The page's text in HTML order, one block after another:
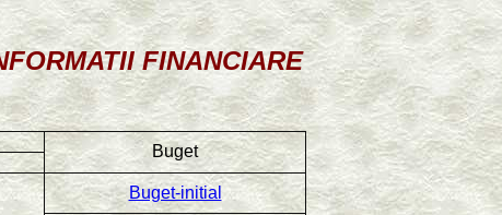
FINANCIARE
Buget
Buget-initial